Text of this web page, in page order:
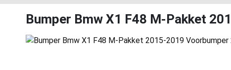
Bumper Bmw X1 F48 M-Pakket